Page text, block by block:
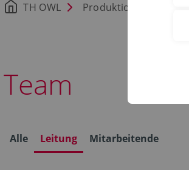
TH OWL Produktion und
Team
Alle Leitung Mitarbeitende